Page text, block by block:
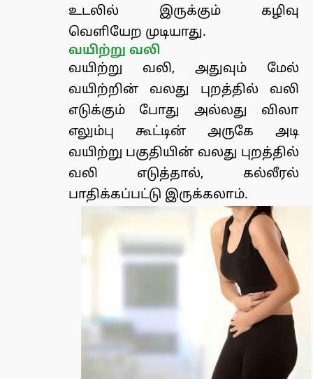
உடலில் இருக்கும் கழிவு
வெளியேற முடியாது.
வயிற்று வலி
வயிற்று வலி, அதுவும் மேல்
வயிற்றின் வலது புறத்தில் வலி
எடுக்கும் போது அல்லது விலா
எலும்பு கூட்டின் அருகே அடி
வயிற்று பகுதியின் வலது புறத்தில்
வலி எடுத்தால், கல்லீரல்
பாதிக்கப்பட்டு இருக்கலாம்.